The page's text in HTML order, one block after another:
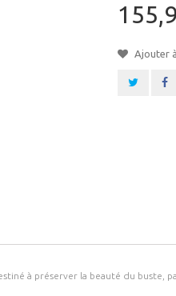
Ajouter
à préserver la beauté du buste,